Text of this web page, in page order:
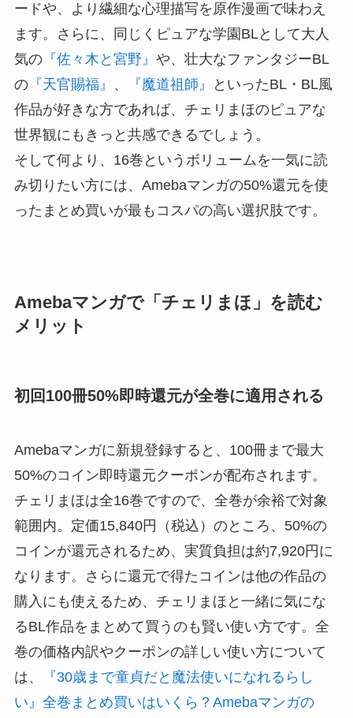
ードや、より繊細な心理描写を原作漫画で味わえ
ます。さらに、同じくピュアな学園BLとして大人
気の『佐々木と宮野』 や、壮大なファンタジーBL
の『天官賜福』 、 『魔道祖師』
といったBL・BL風
作品が好きな方であれば、チェリまほのピュアな
世界観にもきっと共感できるでしょう。
そして何より、16巻というボリュームを一気に読
み切りたい方には、Amebaマンガの50%還元を使
ったまとめ買いが最もコスパの高い選択肢です。
Amebaマンガで「チェリまほ」を読む
メリット
初回100冊50%即時還元が全巻に適用される
Amebaマンガに新規登録すると、100冊まで最大
50%のコイン即時還元クーポンが配布されます。
チェリまほは全16巻ですので、全巻が余裕で対象
範囲内。定価15,840円（税込）のところ、50%の
コインが還元されるため、実質負担は約7,920円に
なります。さらに還元で得たコインは他の作品の
購入にも使えるため、チェリまほと一緒に気にな
るBL作品をまとめて買うのも賢い使い方です。全
巻の価格内訳やクーポンの詳しい使い方について
は、
『30歳まで童貞だと魔法使いになれるらし
い』全巻まとめ買いはいくら？Amebaマンガの